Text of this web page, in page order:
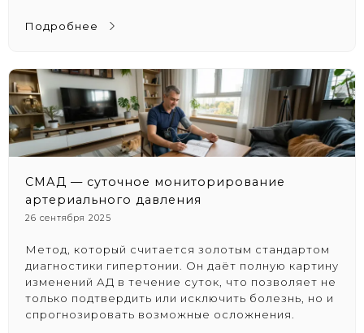
Подробнее
СМАД — суточное мониторирование
артериального давления
26 сентября 2025
Метод, который считается золотым стандартом
диагностики гипертонии. Он даёт полную картину
изменений АД в течение суток, что позволяет не
только подтвердить или исключить болезнь, но и
спрогнозировать возможные осложнения.